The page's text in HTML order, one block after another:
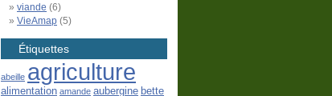
viande (6)
VieAmap (5)
Étiquettes
abeille agriculture
alimentation amande aubergine bette